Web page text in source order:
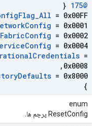
@175
{
Flag_All = 0x00FF
Config = 0x0001
FabricConfig = 0x0002
Config = 0x0004
Credentials =
0x0008
,
Defaults = 0x8000
}
enum
ResetConfig پرچم ها.